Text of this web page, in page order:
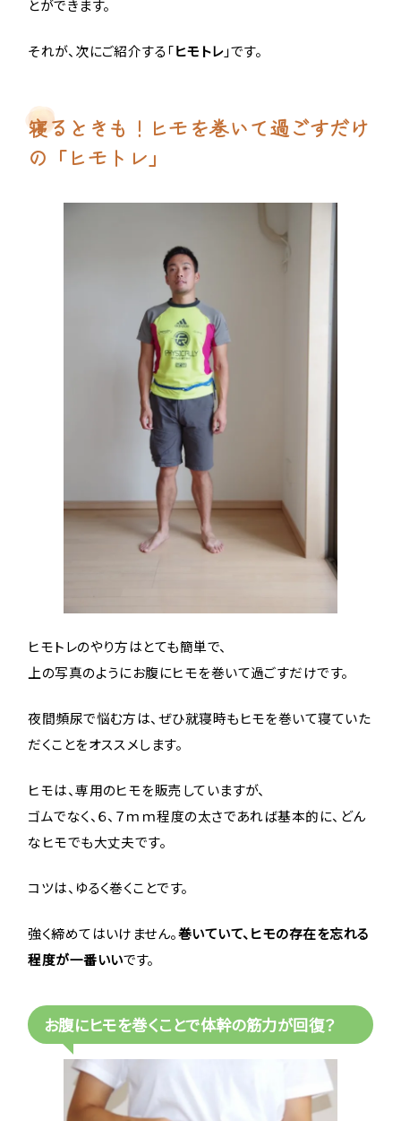
とができます。
それが、次にご紹介する「ヒモトレ」です。
寝るときも！ヒモを巻いて過ごすだけ
の「ヒモトレ」
ヒモトレのやり方はとても簡単で、
上の写真のようにお腹にヒモを巻いて過ごすだけです。
夜間頻尿で悩む方は、ぜひ就寝時もヒモを巻いて寝ていた
だくことをオススメします。
ヒモは、専用のヒモを販売していますが、
ゴムでなく、６、７ｍｍ程度の太さであれば基本的に、どん
なヒモでも大丈夫です。
コツは、ゆるく巻くことです。
強く締めてはいけません。巻いていて、ヒモの存在を忘れる
程度が一番いいです。
お腹にヒモを巻くことで体幹の筋力が回復？